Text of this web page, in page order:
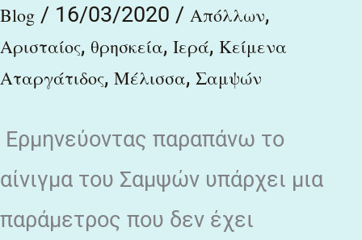
Blog / 16/03/2020 / Απόλλων,
Αρισταίος, θρησκεία, Ιερά, Κείμενα
Αταργάτιδος, Μέλισσα, Σαμψών
Ερμηνεύοντας παραπάνω το
αίνιγμα του Σαμψών υπάρχει μια
παράμετρος που δεν έχει
ἀγαθός…